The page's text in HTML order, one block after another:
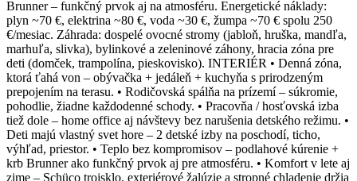
Brunner – funkčný prvok aj na atmosféru. Energetické náklady:
plyn ~70 €, elektrina ~80 €, voda ~30 €, žumpa ~70 € spolu 250
€/mesiac. Záhrada: dospelé ovocné stromy (jabloň, hruška, mandľa,
marhuľa, slivka), bylinkové a zeleninové záhony, hracia zóna pre
deti (domček, trampolína, pieskovisko). INTERIÉR • Denná zóna,
ktorá ťahá von – obývačka + jedáleň + kuchyňa s prirodzeným
prepojením na terasu. • Rodičovská spálňa na prízemí – súkromie,
pohodlie, žiadne každodenné schody. • Pracovňa / hosťovská izba
tiež dole – home office aj návštevy bez narušenia detského režimu. •
Deti majú vlastný svet hore – 2 detské izby na poschodí, ticho,
výhľad, priestor. • Teplo bez kompromisov – podlahové kúrenie +
krb Brunner ako funkčný prvok aj pre atmosféru. • Komfort v lete aj
zime – Schüco trojsklo, exteriérové žalúzie a stropné chladenie držia